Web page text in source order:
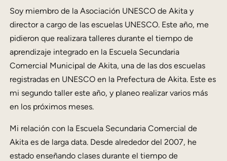
Soy miembro de la Asociación UNESCO de Akita y
director a cargo de las escuelas UNESCO. Este año, me
pidieron que realizara talleres durante el tiempo de
aprendizaje integrado en la Escuela Secundaria
Comercial Municipal de Akita, una de las dos escuelas
registradas en UNESCO en la Prefectura de Akita. Este es
mi segundo taller este año, y planeo realizar varios más
en los próximos meses.
Mi relación con la Escuela Secundaria Comercial de
Akita es de larga data. Desde alrededor del 2007, he
estado enseñando clases durante el tiempo de